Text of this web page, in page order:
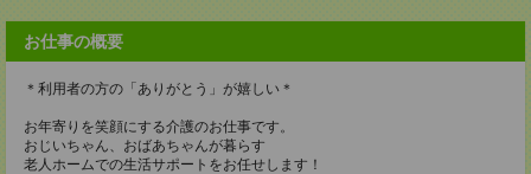
お仕事の概要
＊利用者の方の「ありがとう」が嬉しい＊
お年寄りを笑顔にする介護のお仕事です。
おじいちゃん、おばあちゃんが暮らす
老人ホームでの生活サポートをお任せします！